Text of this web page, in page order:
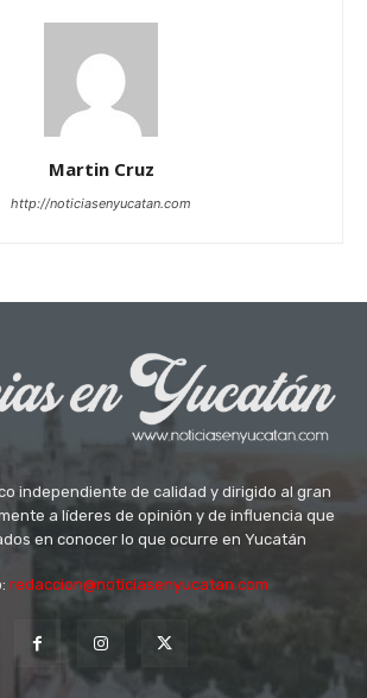
Martin Cruz
http://noticiasenyucatan.com
independiente de calidad y dirigido al gran
a líderes de opinión y de influencia que
en conocer lo que ocurre en Yucatán
redaccion@noticiasenyucatan.com